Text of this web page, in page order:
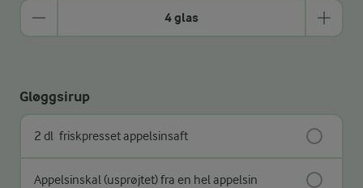
4 glas
Gløggsirup
2 dl friskpresset appelsinsaft
Appelsinskal (usprøjtet) fra en hel appelsin